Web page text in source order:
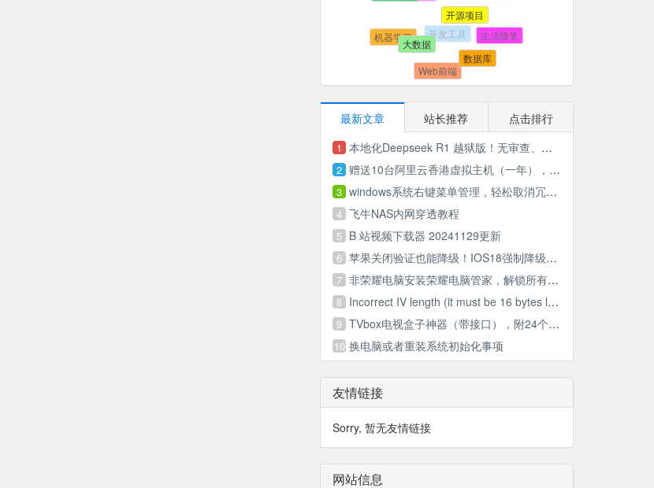
生活随笔
数据库
Web前端
开发工具开源项目
大数据
机器学习
最新文章 站长推荐 点击排行
1 本地化Deepseek R1 越狱版！无审查、无内容限制，无思想钢印，无道德制高点….
2 赠送10台阿里云香港虚拟主机（一年），先到先得
3 windows系统右键菜单管理，轻松取消冗余菜单项
4 飞牛NAS内网穿透教程
5 B 站视频下载器 20241129更新
6 苹果关闭验证也能降级！IOS18强制降级17手把手教学
7 非荣耀电脑安装荣耀电脑管家，解锁所有功能！ 和荣耀手机无缝协同
8 Incorrect IV length (it must be 16 bytes long)
9 TVbox电视盒子神器（带接口），附24个Tvbox接口
10 换电脑或者重装系统初始化事项
友情链接
Sorry, 暂无友情链接
网站信息